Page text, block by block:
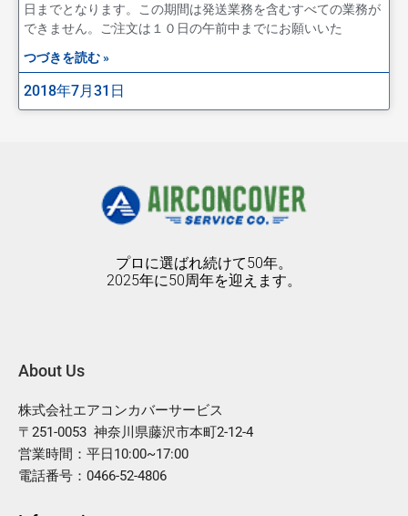
日までとなります。この期間は発送業務を含むすべての業務が
できません。ご注文は１０日の午前中までにお願いいた
つづきを読む »
2018年7月31日
プロに選ばれ続けて50年。
2025年に50周年を迎えます。
About Us
株式会社エアコンカバーサービス
〒251-0053 神奈川県藤沢市本町2-12-4
営業時間：平日10:00~17:00
電話番号：0466-52-4806